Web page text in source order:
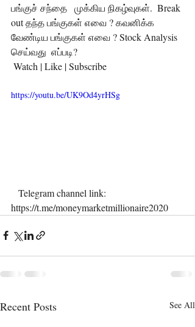
பங்குச் சந்தை   முக்கிய நிகழ்வுகள்.  Break
out தந்த பங்குகள் எவை ? கவனிக்க
வேண்டிய பங்குகள் எவை ? Stock Analysis
செய்வது  எப்படி?
Watch | Like | Subscribe
https://youtu.be/UK9Od4yrHSg
https://t.me/moneymarketmillionaire2020
Recent Posts See All